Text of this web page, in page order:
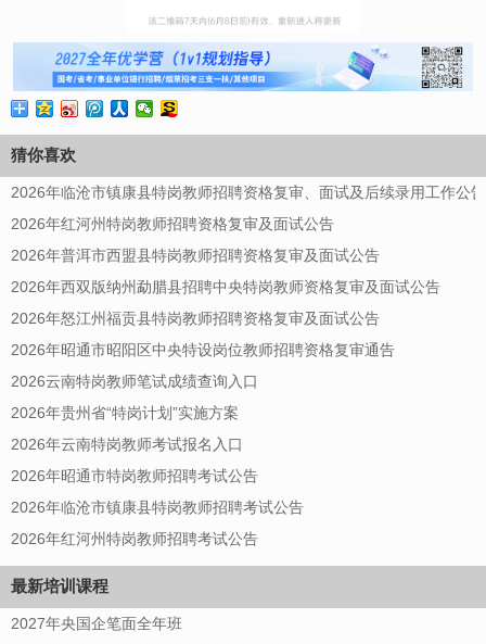
猜你喜欢
2026年临沧市镇康县特岗教师招聘资格复审、面试及后续录用工作公告
2026年红河州特岗教师招聘资格复审及面试公告
2026年普洱市西盟县特岗教师招聘资格复审及面试公告
2026年西双版纳州勐腊县招聘中央特岗教师资格复审及面试公告
2026年怒江州福贡县特岗教师招聘资格复审及面试公告
2026年昭通市昭阳区中央特设岗位教师招聘资格复审通告
2026云南特岗教师笔试成绩查询入口
2026年贵州省“特岗计划”实施方案
2026年云南特岗教师考试报名入口
2026年昭通市特岗教师招聘考试公告
2026年临沧市镇康县特岗教师招聘考试公告
2026年红河州特岗教师招聘考试公告
最新培训课程
2027年央国企笔面全年班